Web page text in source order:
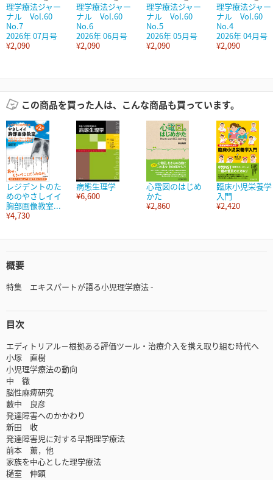
理学療法ジャー
ナル Vol.60
No.7
2026年 07月号
¥2,090
理学療法ジャー
ナル Vol.60
No.6
2026年 06月号
¥2,090
理学療法ジャー
ナル Vol.60
No.5
2026年 05月号
¥2,090
理学療法ジャー
ナル Vol.60
No.4
2026年 04月号
¥2,090
この商品を買った人は、こんな商品も買っています。
レジデントのた
めのやさしイイ
胸部画像教室...
¥4,730
病態生理学
¥6,600
心電図のはじめ
かた
¥2,860
臨床小児栄養学
入門
¥2,420
概要
特集 エキスパートが語る小児理学療法 -
目次
エディトリアル－根拠ある評価ツール・治療介入を携え取り組む時代へ
小塚 直樹
小児理学療法の動向
中 徹
脳性麻痺研究
藪中 良彦
発達障害へのかかわり
新田 收
発達障害児に対する早期理学療法
前本 薫，他
家族を中心とした理学療法
樋室 伸顕